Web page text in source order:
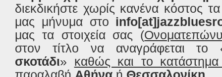
διεκδικήστε χωρίς κανένα κόστος
μας μήνυμα στο info[at]
μας τα στοιχεία σας (
στον τίτλο να αναγράφεται το
σκοτάδι»
καθώς και το